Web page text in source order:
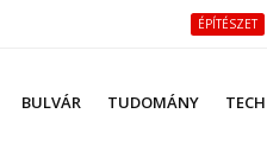
ÉPÍTÉSZET
BULVÁR TUDOMÁNY TECH